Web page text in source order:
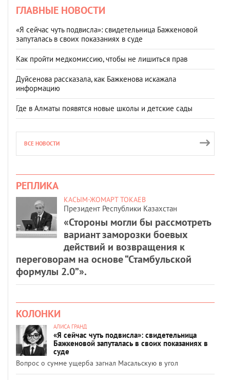
ГЛАВНЫЕ НОВОСТИ
«Я сейчас чуть подвисла»: свидетельница Бажкеновой
запуталась в своих показаниях в суде
Как пройти медкомиссию, чтобы не лишиться прав
Дуйсенова рассказала, как Бажкенова искажала
информацию
Где в Алматы появятся новые школы и детские сады
ВСЕ НОВОСТИ
РЕПЛИКА
КАСЫМ-ЖОМАРТ ТОКАЕВ
Президент Республики Казахстан
«Стороны могли бы рассмотреть
вариант заморозки боевых
действий и возвращения к
переговорам на основе “Стамбульской
формулы 2.0”».
КОЛОНКИ
АЛИСА ГРАНД
«Я сейчас чуть подвисла»: свидетельница
Бажкеновой запуталась в своих показаниях в
суде
Вопрос о сумме ущерба загнал Масальскую в угол